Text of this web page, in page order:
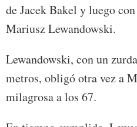
de Jacek Bakel y luego
Mariusz Lewandowski.
Lewandowski, con un
metros, obligó otra vez a
milagrosa a los 67.